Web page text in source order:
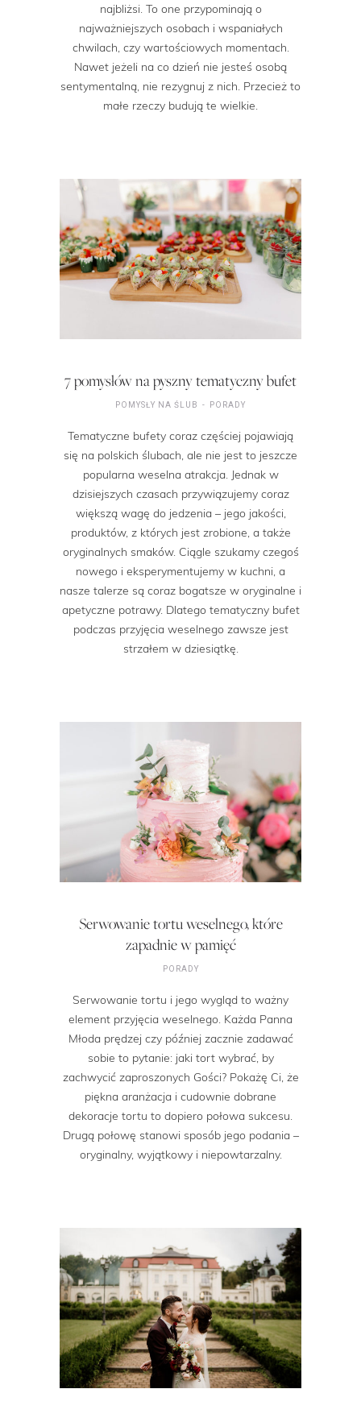
najbliżsi. To one przypominają o
najważniejszych osobach i wspaniałych
chwilach, czy wartościowych momentach.
Nawet jeżeli na co dzień nie jesteś osobą
sentymentalną, nie rezygnuj z nich. Przecież to
małe rzeczy budują te wielkie.
7 pomysłów na pyszny tematyczny bufet
POMYSŁY NA ŚLUB PORADY
Tematyczne bufety coraz częściej pojawiają
się na polskich ślubach, ale nie jest to jeszcze
popularna weselna atrakcja. Jednak w
dzisiejszych czasach przywiązujemy coraz
większą wagę do jedzenia – jego jakości,
produktów, z których jest zrobione, a także
oryginalnych smaków. Ciągle szukamy czegoś
nowego i eksperymentujemy w kuchni, a
nasze talerze są coraz bogatsze w oryginalne i
apetyczne potrawy. Dlatego tematyczny bufet
podczas przyjęcia weselnego zawsze jest
strzałem w dziesiątkę.
Serwowanie tortu weselnego, które
zapadnie w pamięć
PORADY
Serwowanie tortu i jego wygląd to ważny
element przyjęcia weselnego. Każda Panna
Młoda prędzej czy później zacznie zadawać
sobie to pytanie: jaki tort wybrać, by
zachwycić zaproszonych Gości? Pokażę Ci, że
piękna aranżacja i cudownie dobrane
dekoracje tortu to dopiero połowa sukcesu.
Drugą połowę stanowi sposób jego podania –
oryginalny, wyjątkowy i niepowtarzalny.